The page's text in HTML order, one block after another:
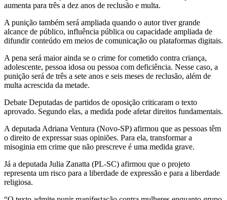
aumenta para três a dez anos de reclusão e multa.
A punição também será ampliada quando o autor tiver grande
alcance de público, influência pública ou capacidade ampliada de
difundir conteúdo em meios de comunicação ou plataformas digitais.
A pena será maior ainda se o crime for cometido contra criança,
adolescente, pessoa idosa ou pessoa com deficiência. Nesse caso, a
punição será de três a sete anos e seis meses de reclusão, além de
multa acrescida da metade.
Debate Deputadas de partidos de oposição criticaram o texto
aprovado. Segundo elas, a medida pode afetar direitos fundamentais.
A deputada Adriana Ventura (Novo-SP) afirmou que as pessoas têm
o direito de expressar suas opiniões. Para ela, transformar a
misoginia em crime que não prescreve é uma medida grave.
Já a deputada Julia Zanatta (PL-SC) afirmou que o projeto
representa um risco para a liberdade de expressão e para a liberdade
religiosa.